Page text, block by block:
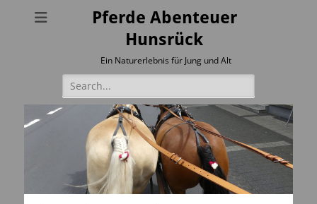
Pferde Abenteuer
Hunsrück
Ein Naturerlebnis für Jung und Alt
Suchen
nach: